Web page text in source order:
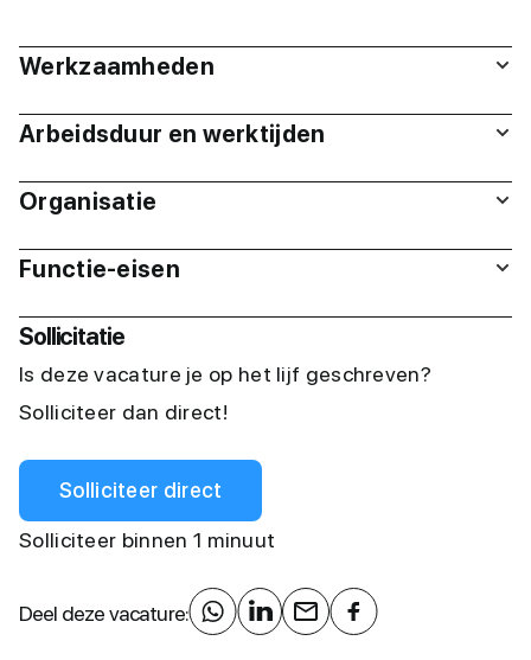
Werkzaamheden
Arbeidsduur en werktijden
Organisatie
Functie-eisen
Sollicitatie
Is deze vacature je op het lijf geschreven?
Solliciteer dan direct!
Solliciteer direct
Solliciteer binnen 1 minuut
Deel deze vacature: